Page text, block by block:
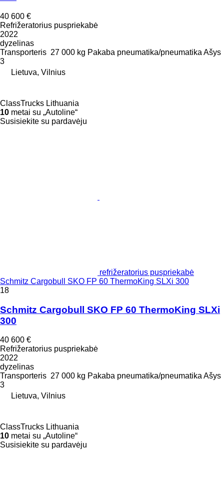
40 600 €
Refrižeratorius puspriekabė
2022
dyzelinas
Transporteris 27 000 kg Pakaba pneumatika/pneumatika Ašys
3
Lietuva, Vilnius
ClassTrucks Lithuania
10 metai su „Autoline“
Susisiekite su pardavėju
refrižeratorius puspriekabė
Schmitz Cargobull SKO FP 60 ThermoKing SLXi 300
18
Schmitz Cargobull SKO FP 60 ThermoKing SLXi
300
40 600 €
Refrižeratorius puspriekabė
2022
dyzelinas
Transporteris 27 000 kg Pakaba pneumatika/pneumatika Ašys
3
Lietuva, Vilnius
ClassTrucks Lithuania
10 metai su „Autoline“
Susisiekite su pardavėju